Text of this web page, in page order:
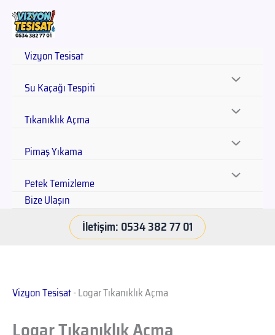
Vizyon Tesisat
Su Kaçağı Tespiti
Tıkanıklık Açma
Pimaş Yıkama
Petek Temizleme
Bize Ulaşın
İletişim: 0534 382 77 01
Vizyon Tesisat-Logar Tıkanıklık Açma